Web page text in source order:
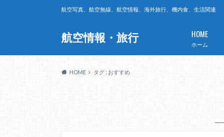
航空情報・旅行
航空写真、航空無線、航空情報、海外旅行、機内食、生活関連
ホーム
HOME
HOME タグ : おすすめ